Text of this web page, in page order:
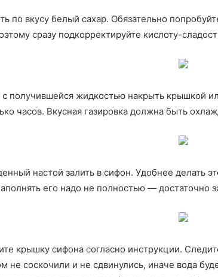
по вкусу белый сахар. Обязательно
сразу подкорректируйте кислоту-
с получившейся жидкостью накрыть крышкой
часов. Вкусная газировка должна быть
настой залить в сифон. Удобнее делать
его надо не полностью — достаточно
крышку сифона согласно инструкции.
не соскочили и не сдвинулись, иначе вода